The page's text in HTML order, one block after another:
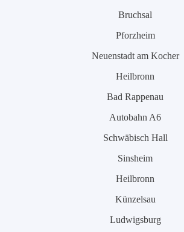
Bruchsal
Pforzheim
Neuenstadt am Kocher
Heilbronn
Bad Rappenau
Autobahn A6
Schwäbisch Hall
Sinsheim
Heilbronn
Künzelsau
Ludwigsburg